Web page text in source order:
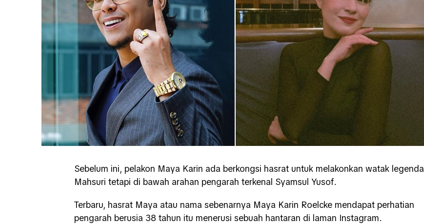
Sebelum ini, pelakon Maya Karin ada berkongsi hasrat untuk melakonkan watak legenda
Mahsuri tetapi di bawah arahan pengarah terkenal Syamsul Yusof.
Terbaru, hasrat Maya atau nama sebenarnya Maya Karin Roelcke mendapat perhatian
pengarah berusia 38 tahun itu menerusi sebuah hantaran di laman Instagram.